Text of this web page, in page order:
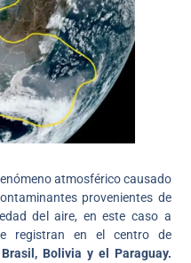
atmosférico causado
provenientes de
del aire, en este caso a
registran en el centro de
Brasil, Bolivia y el Paraguay.